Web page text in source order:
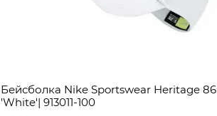
Бейсболка Nike Sportswear Heritage 86
'White'| 913011-100